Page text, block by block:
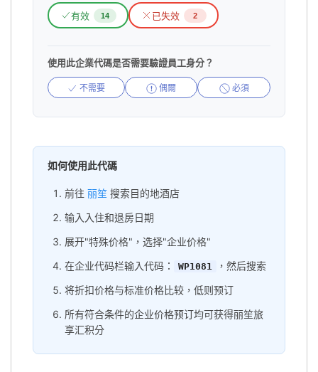
有效 14 已失效 2
使用此企業代碼是否需要驗證員工身分？
不需要 偶爾 必須
如何使用此代碼
前往 丽笙 搜索目的地酒店
输入入住和退房日期
展开"特殊价格"，选择"企业价格"
在企业代码栏输入代码：
WP1081
，然后搜索
将折扣价格与标准价格比较，低则预订
所有符合条件的企业价格预订均可获得丽笙旅
享汇积分